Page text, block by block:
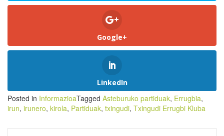
Google+
LinkedIn
Posted in InformazioaTagged Asteburuko partiduak, Errugbia,
irun, irunero, kirola, Partiduak, txingudi, Txingudi Errugbi Kluba